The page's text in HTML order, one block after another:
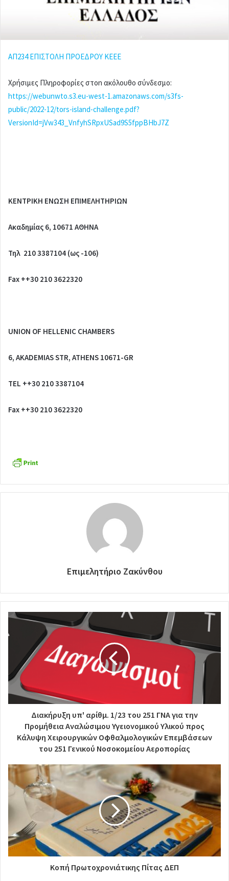
ΑΠ234 ΕΠΙΣΤΟΛΗ ΠΡΟΕΔΡΟΥ ΚΕΕΕ
Χρήσιμες Πληροφορίες στοn ακόλουθο σύνδεσμο:
https://webunwto.s3.eu-west-1.amazonaws.com/s3fs-
public/2022-12/tors-island-challenge.pdf?
VersionId=jVw343_VnfyhSRpxUSad9S5fppBHbJ7Z
ΚΕΝΤΡΙΚΗ ΕΝΩΣΗ ΕΠΙΜΕΛΗΤΗΡΙΩΝ
Ακαδημίας 6, 10671 ΑΘΗΝΑ
Τηλ 210 3387104 (ως -106)
Fax ++30 210 3622320
UNION OF HELLENIC CHAMBERS
6, AKADEMIAS STR, ATHENS 10671-GR
TEL ++30 210 3387104
Fax ++30 210 3622320
Επιμελητήριο Ζακύνθου
Διακήρυξη υπ' αρίθμ. 1/23 του 251 ΓΝΑ για την
Προμήθεια Αναλώσιμου Υγειονομικού Υλικού προς
Κάλυψη Χειρουργικών Οφθαλμολογικών Επεμβάσεων
του 251 Γενικού Νοσοκομείου Αεροπορίας
Κοπή Πρωτοχρονιάτικης Πίτας ΔΕΠ